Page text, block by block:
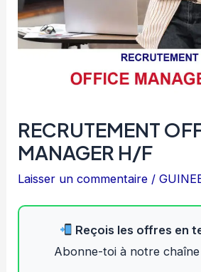
RECRUTEMENT
MANAGER H/F
Laisser un commentaire /
Reçois les offres en
Abonne-toi à notre